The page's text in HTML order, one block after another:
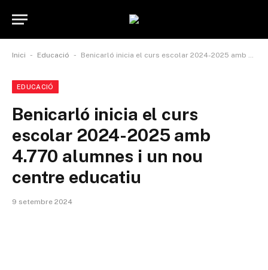
Inici - Educació - Benicarló inicia el curs escolar 2024-2025 amb 4.770 alumnes i un nou centre educatiu
EDUCACIÓ
Benicarló inicia el curs
escolar 2024-2025 amb
4.770 alumnes i un nou
centre educatiu
9 setembre 2024